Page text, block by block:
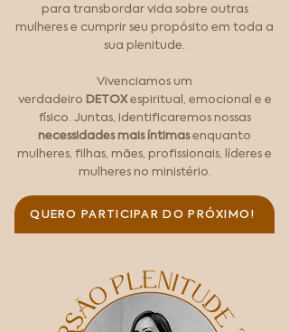
para transbordar vida sobre outras
mulheres e cumprir seu propósito em toda a
sua plenitude.
Vivenciamos um
verdadeiro DETOXespiritual, emocional e e
físico. Juntas, identificaremos nossas
necessidades mais íntimasenquanto
mulheres, filhas, mães, profissionais, líderes e
mulheres no ministério.
QUERO PARTICIPAR DO PRÓXIMO!